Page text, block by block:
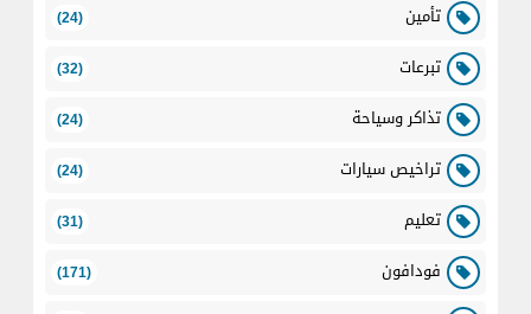
تأمين (24)
تبرعات (32)
تذاكر وسياحة (24)
تراخيص سيارات (24)
تعليم (31)
فودافون (171)